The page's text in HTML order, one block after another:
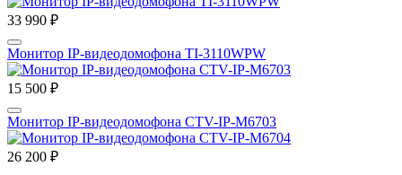
33 990 ₽
Монитор IP-видеодомофона TI-3110WPW
15 500 ₽
Монитор IP-видеодомофона CTV-IP-M6703
26 200 ₽